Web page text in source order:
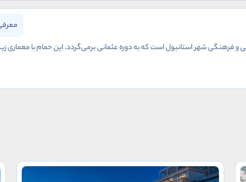
و فرهنگی شهر استانبول است که به دوره عثمانی برمی‌گردد. این حمام با